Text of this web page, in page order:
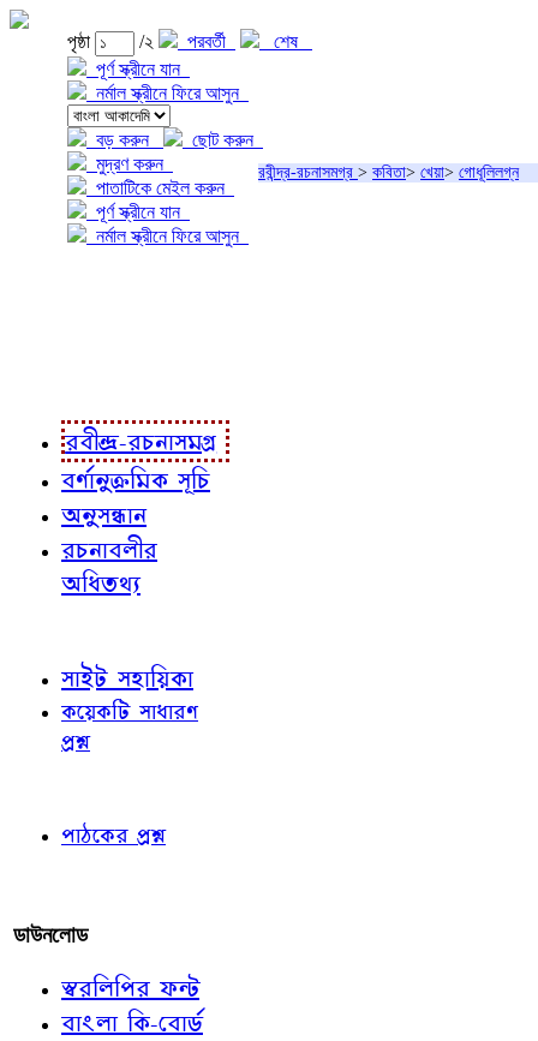
পৃষ্ঠা /২ পরবর্তী
শেষ
পূর্ণ স্ক্রীনে যান
নর্মাল স্ক্রীনে ফিরে আসুন
বড় করুন
ছোট করুন
মুদ্রণ করুন
পাতাটিকে মেইল করুন
পূর্ণ স্ক্রীনে যান
নর্মাল স্ক্রীনে ফিরে আসুন
রবীন্দ্র-রচনাসমগ্র > কবিতা> খেয়া> গোধূলিলগ্ন
রবীন্দ্র-রচনাসমগ্র
বর্ণানুক্রমিক সূচি
অনুসন্ধান
রচনাবলীর
অধিতথ্য
সাইট সহায়িকা
কয়েকটি সাধারণ
প্রশ্ন
পাঠকের প্রশ্ন
ডাউনলোড
স্বরলিপির ফন্ট
বাংলা কি-বোর্ড